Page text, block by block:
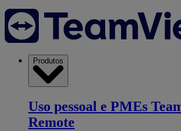
Produtos
Uso pessoal e PMEs
Remote